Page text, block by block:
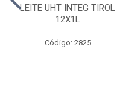
LEITE UHT INTEG TIROL
12X1L
Código: 2825